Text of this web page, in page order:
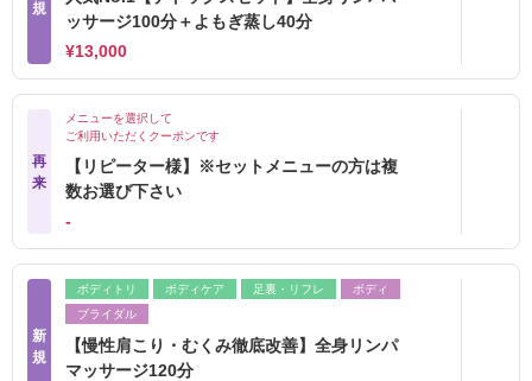
規
ッサージ100分＋よもぎ蒸し40分
¥13,000
再
来
メニューを選択して
ご利用いただくクーポンです
【リピーター様】※セットメニューの方は複
数お選び下さい
‐
新
規
ボディトリ ボディケア 足裏・リフレ
ボディ
ブライダル
【慢性肩こり・むくみ徹底改善】全身リンパ
マッサージ120分